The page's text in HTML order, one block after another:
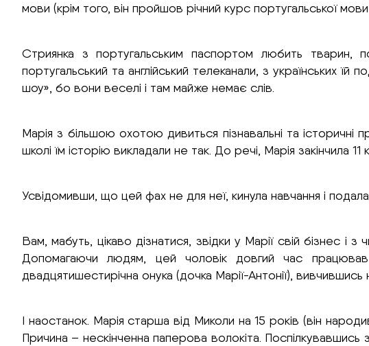
мови (крім того, він пройшов річний курс португальської
Стриянка з португальським паспортом любить тварин,
португальський та англійський телеканали, з українських
шоу», бо вони веселі і там майже немає слів.
Марія з більшою охотою дивиться пізнавальні та
школі їм історію викладали не так. До речі, Марія закінчила
Усвідомивши, що цей фах не для неї, кинула навчання і
Вам, мабуть, цікаво дізнатися, звідки у Марії свій бізнес і
Допомагаючи людям, цей чоловік довгий час
двадцятишестирічна онука (дочка Марії-Антонії),
І наостанок. Марія старша від Миколи на 15 років (він
Причина – нескінченна паперова волокіта.